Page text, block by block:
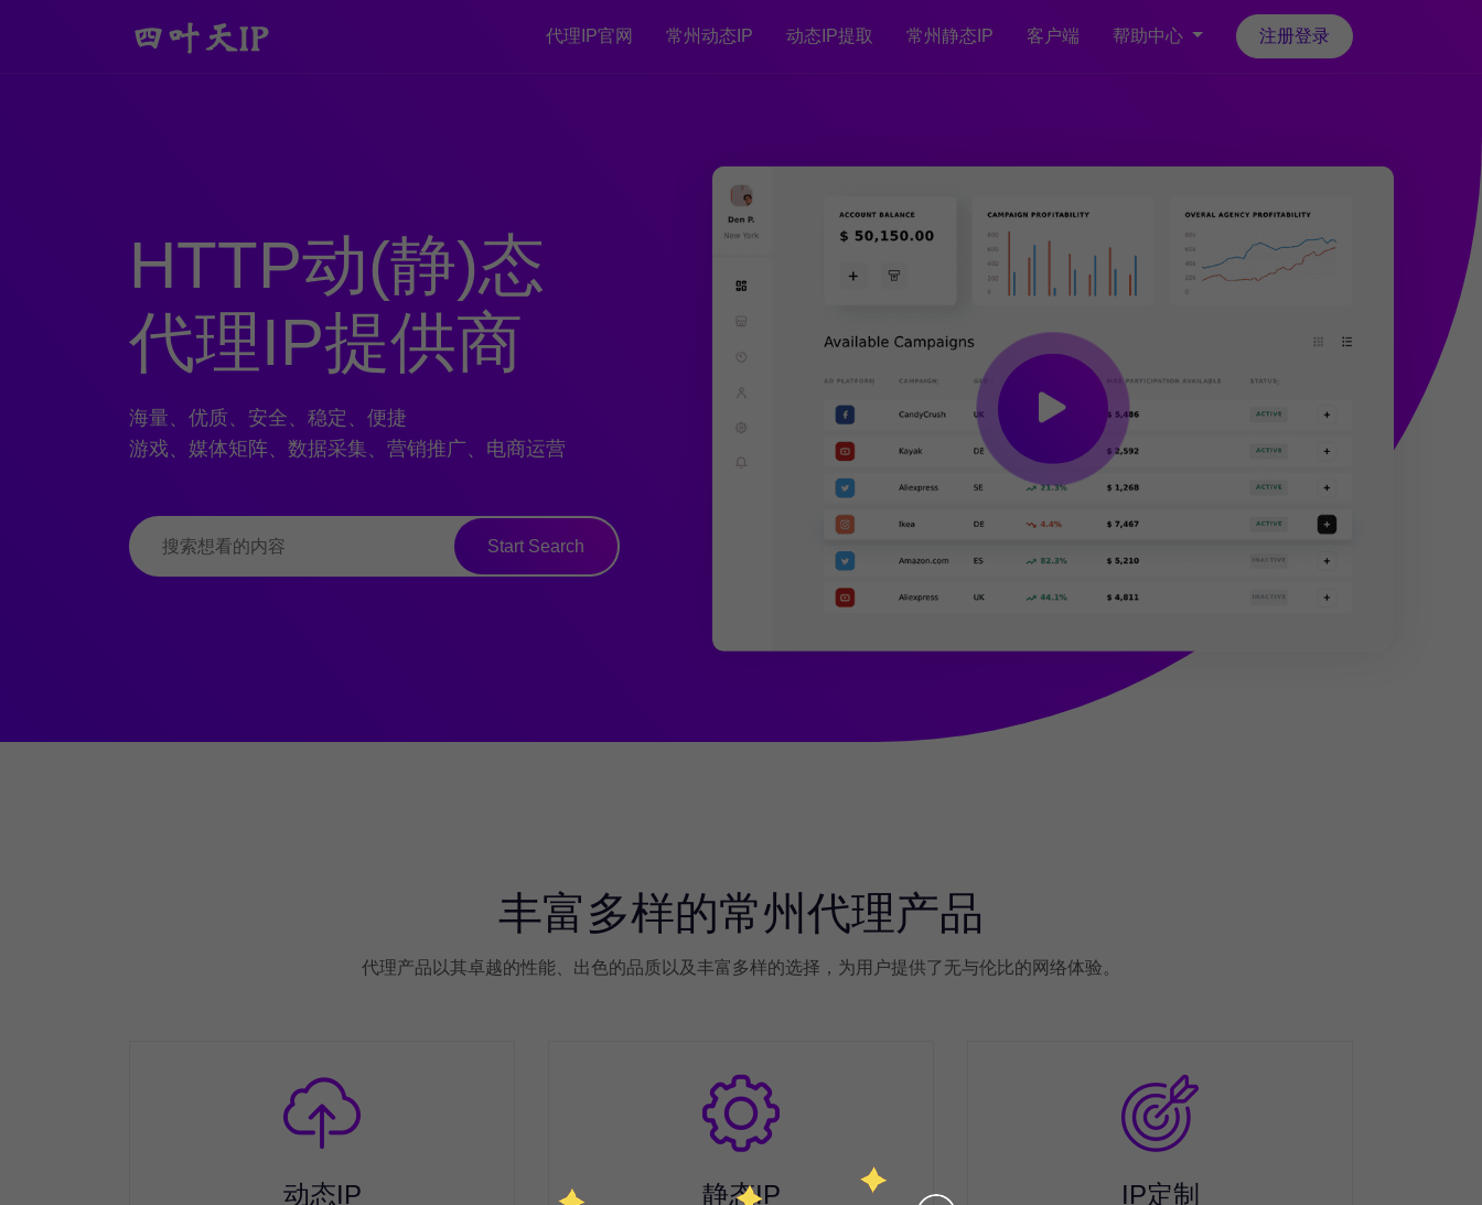
代理IP官网 常州动态IP 动态IP提取 常州静态IP 客户端 帮助中心 注册登录
HTTP动(静)态
代理IP提供商
海量、优质、安全、稳定、便捷
游戏、媒体矩阵、数据采集、营销推广、电商运营
Start Search
丰富多样的常州代理产品
代理产品以其卓越的性能、出色的品质以及丰富多样的选择，为用户提供了无与伦比的网络体验。
动态IP 静态IP IP定制